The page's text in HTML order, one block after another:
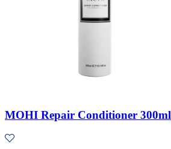
MOHI Repair Conditioner 300ml